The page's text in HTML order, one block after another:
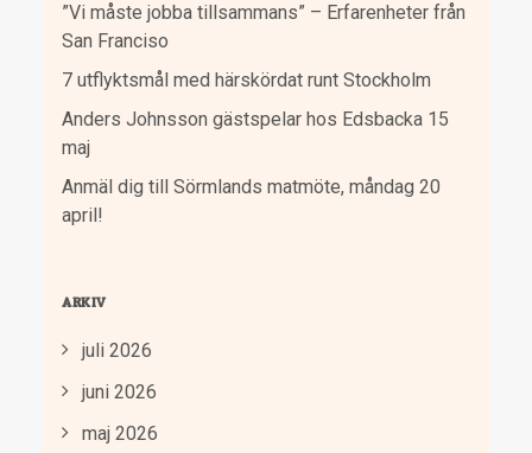
”Vi måste jobba tillsammans” – Erfarenheter från
San Franciso
7 utflyktsmål med härskördat runt Stockholm
Anders Johnsson gästspelar hos Edsbacka 15
maj
Anmäl dig till Sörmlands matmöte, måndag 20
april!
ARKIV
juli 2026
juni 2026
maj 2026